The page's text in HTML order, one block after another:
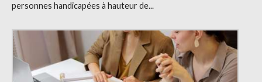
personnes handicapées à hauteur de...